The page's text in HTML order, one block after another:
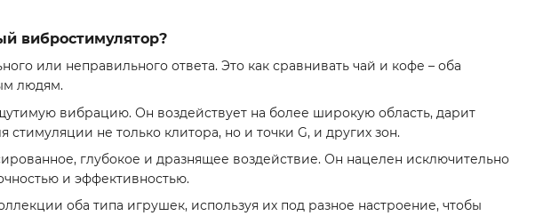
вибростимулятор?
или неправильного ответа. Это как сравнивать чай и кофе – оба
людям.
вибрацию. Он воздействует на более широкую область, дарит
не только клитора, но и точки G, и других зон.
глубокое и дразнящее воздействие. Он нацелен исключительно
и эффективностью.
оба типа игрушек, используя их под разное настроение, чтобы